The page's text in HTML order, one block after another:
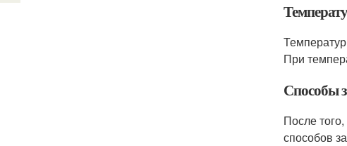
При
Способы
После
способов